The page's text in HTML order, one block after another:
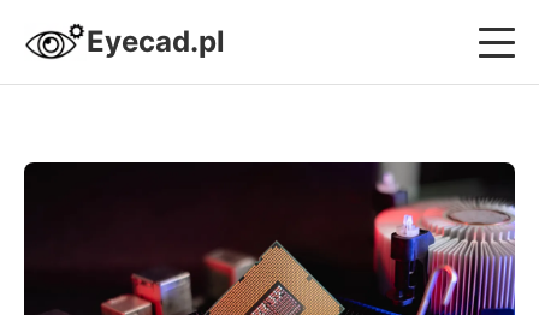
Eyecad.pl
Design i Wnętrza